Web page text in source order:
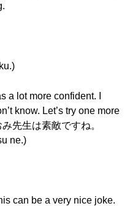
a lot more confident. I
know. Let’s try one more
先生は素敵ですね。
ne.)
can be a very nice joke.